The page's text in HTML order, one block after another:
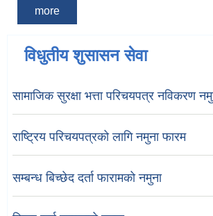
more
विधुतीय शुसासन सेवा
सामाजिक सुरक्षा भत्ता परिचयपत्र नविकरण
राष्ट्रिय परिचयपत्रको लागि नमुना फारम
सम्बन्ध बिच्छेद दर्ता फारामको नमुना